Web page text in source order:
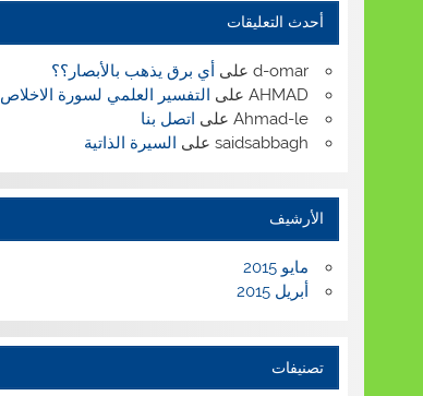
أحدث التعليقات
d-omar على أي برق يذهب بالأبصار؟؟
AHMAD على التفسير العلمي لسورة الاخلاص
Ahmad-le على اتصل بنا
saidsabbagh على السيرة الذاتية
الأرشيف
مايو 2015
أبريل 2015
تصنيفات